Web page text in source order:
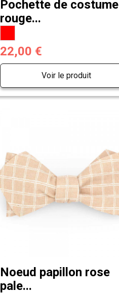
Pochette de costume
rouge...
22,00 €
Voir le produit
Noeud papillon rose
pale...